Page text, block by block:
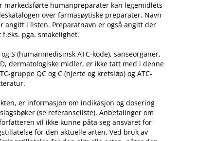
markedsførte humanpreparater kan legemidlets
over farmasøytiske preparater. Navn
angitt i listen. Preparatnavn er også angitt der
pga. smakelighet.
S (humanmedisinsk ATC-kode), sanseorganer,
dermatologiske midler, er ikke tatt med i denne
gruppe QC og C (hjerte og kretsløp) og ATC-
er informasjon om indikasjon og dosering
(se referanseliste). Anbefalinger om
vil ikke kunne påta seg ansvaret for
for den aktuelle arten. Ved bruk av